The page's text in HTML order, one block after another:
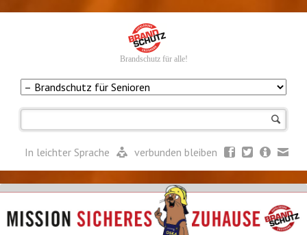
Brandschutz für alle!
In leichter Sprache verbunden bleiben